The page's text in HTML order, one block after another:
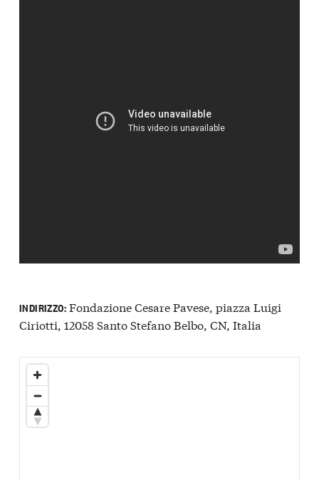
INDIRIZZO:Fondazione Cesare Pavese, piazza Luigi
Ciriotti, 12058 Santo Stefano Belbo, CN, Italia